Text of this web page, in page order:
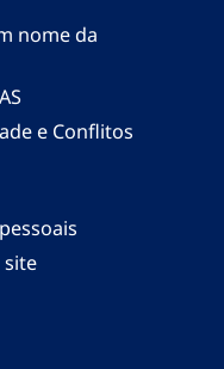
nome da
e Conflitos
site